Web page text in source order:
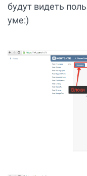
будут видеть
уме:)